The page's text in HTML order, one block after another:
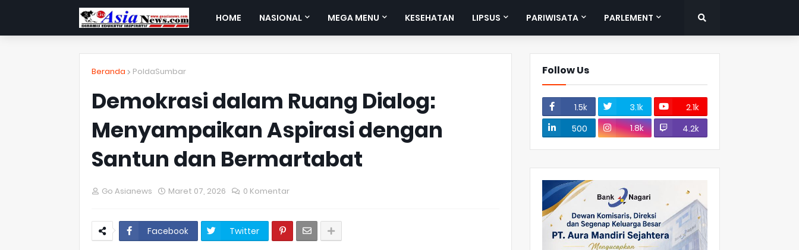
HOME NASIONAL MEGA MENU KESEHATAN LIPSUS PARIWISATA PARLEMENT
Beranda PoldaSumbar
Demokrasi dalam Ruang Dialog:
Menyampaikan Aspirasi dengan
Santun dan Bermartabat
Go Asianews Maret 07, 2026 0 Komentar
Facebook Twitter
Follow Us
1.5k 3.1k
2.1k
500
1.8k 4.2k